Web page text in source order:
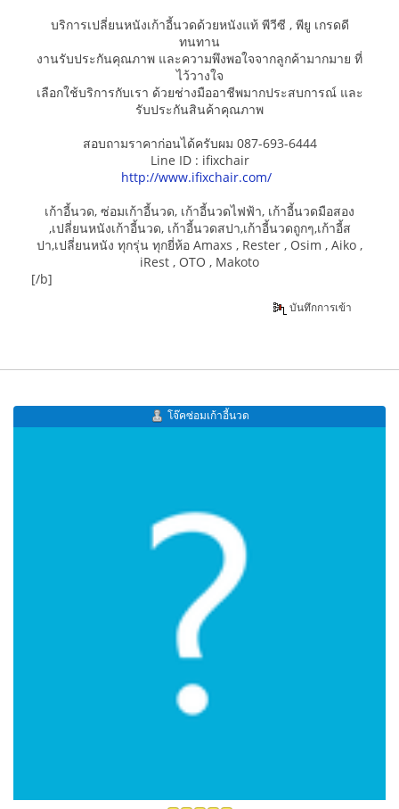
บริการเปลี่ยนหนังเก้าอี้นวดด้วยหนังแท้ พีวีซี , พียู เกรดดี
ทนทาน
งานรับประกันคุณภาพ และความพึงพอใจจากลูกค้ามากมาย ที่
ไว้วางใจ
เลือกใช้บริการกับเรา ด้วยช่างมืออาชีพมากประสบการณ์ และ
รับประกันสินค้าคุณภาพ
สอบถามราคาก่อนได้ครับผม 087-693-6444
Line ID : ifixchair
http://www.ifixchair.com/
เก้าอี้นวด, ซ่อมเก้าอี้นวด, เก้าอี้นวดไฟฟ้า, เก้าอี้นวดมือสอง
,เปลี่ยนหนังเก้าอี้นวด, เก้าอี้นวดสปา,เก้าอี้นวดถูกๆ,เก้าอี้ส
ปา,เปลี่ยนหนัง ทุกรุ่น ทุกยี่ห้อ Amaxs , Rester , Osim , Aiko ,
iRest , OTO , Makoto
[/b]
บันทึกการเข้า
โจ๊คซ่อมเก้าอี้นวด